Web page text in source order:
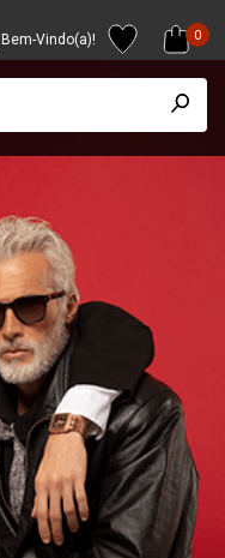
Bem-Vindo(a)! 0